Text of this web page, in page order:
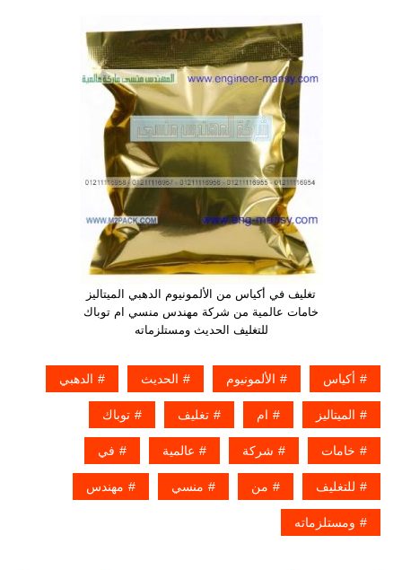
تغليف في أكياس من الألمونيوم الدهبي الميتاليز
خامات عالمية من شركة مهندس منسي ام توباك
للتغليف الحديث ومستلزماته
أكياس الألمونيوم الحديث الدهبي
الميتاليز ام تغليف توباك
خامات شركة عالمية في
للتغليف من منسي مهندس
ومستلزماته